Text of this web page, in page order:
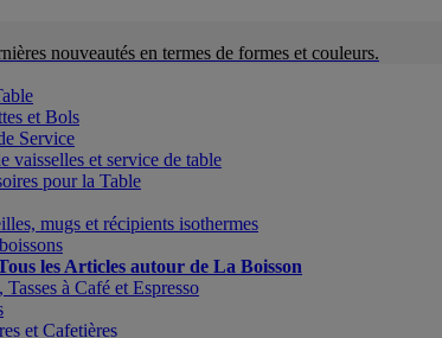
nouveautés en termes de formes et couleurs.
et Bols
Service
vaisselles et service de table
pour la Table
mugs et récipients isothermes
les Articles autour de La Boisson
Tasses à Café et Espresso
et Cafetières